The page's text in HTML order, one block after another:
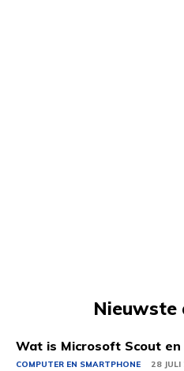
Wat is Microsoft Scout
COMPUTER EN SMARTPHONE 28